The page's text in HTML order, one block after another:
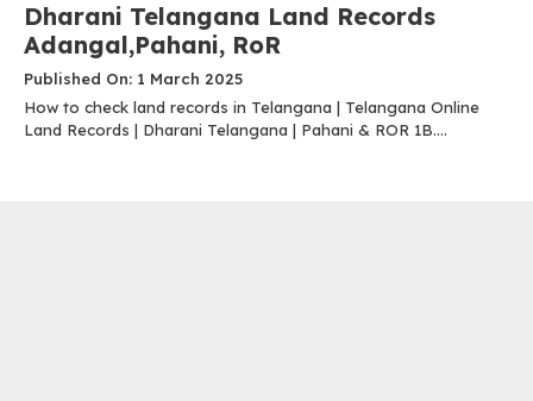
Dharani Telangana Land Records
Adangal,Pahani, RoR
Published On: 1 March 2025
How to check land records in Telangana | Telangana Online
Land Records | Dharani Telangana | Pahani & ROR 1B....